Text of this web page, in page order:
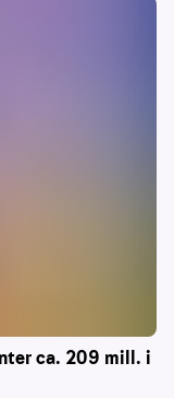
ca. 209 mill. i